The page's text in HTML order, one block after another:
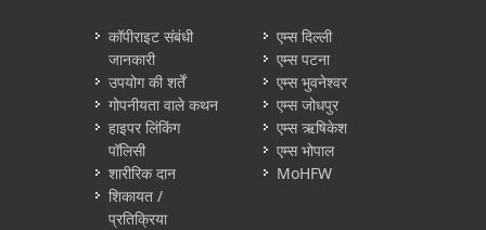
कॉपीराइट संबंधी
जानकारी
उपयोग की शर्तें
गोपनीयता वाले कथन
हाइपर लिंकिंग
पॉलिसी
शारीरिक दान
शिकायत /
प्रतिक्रिया
एम्स दिल्ली
एम्स पटना
एम्स भुवनेश्वर
एम्स जोधपुर
एम्स ऋषिकेश
एम्स भोपाल
MoHFW